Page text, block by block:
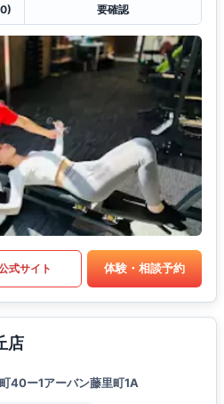
要確認
式サイト 体験・相談予約
店
40ー1アーバン藤里町1A